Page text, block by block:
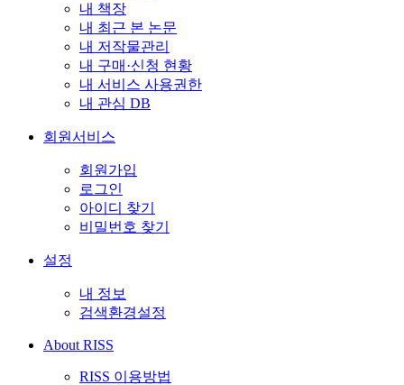
내 책장
내 최근 본 논문
내 저작물관리
내 구매·신청 현황
내 서비스 사용권한
내 관심 DB
회원서비스
회원가입
로그인
아이디 찾기
비밀번호 찾기
설정
내 정보
검색환경설정
About RISS
RISS 이용방법